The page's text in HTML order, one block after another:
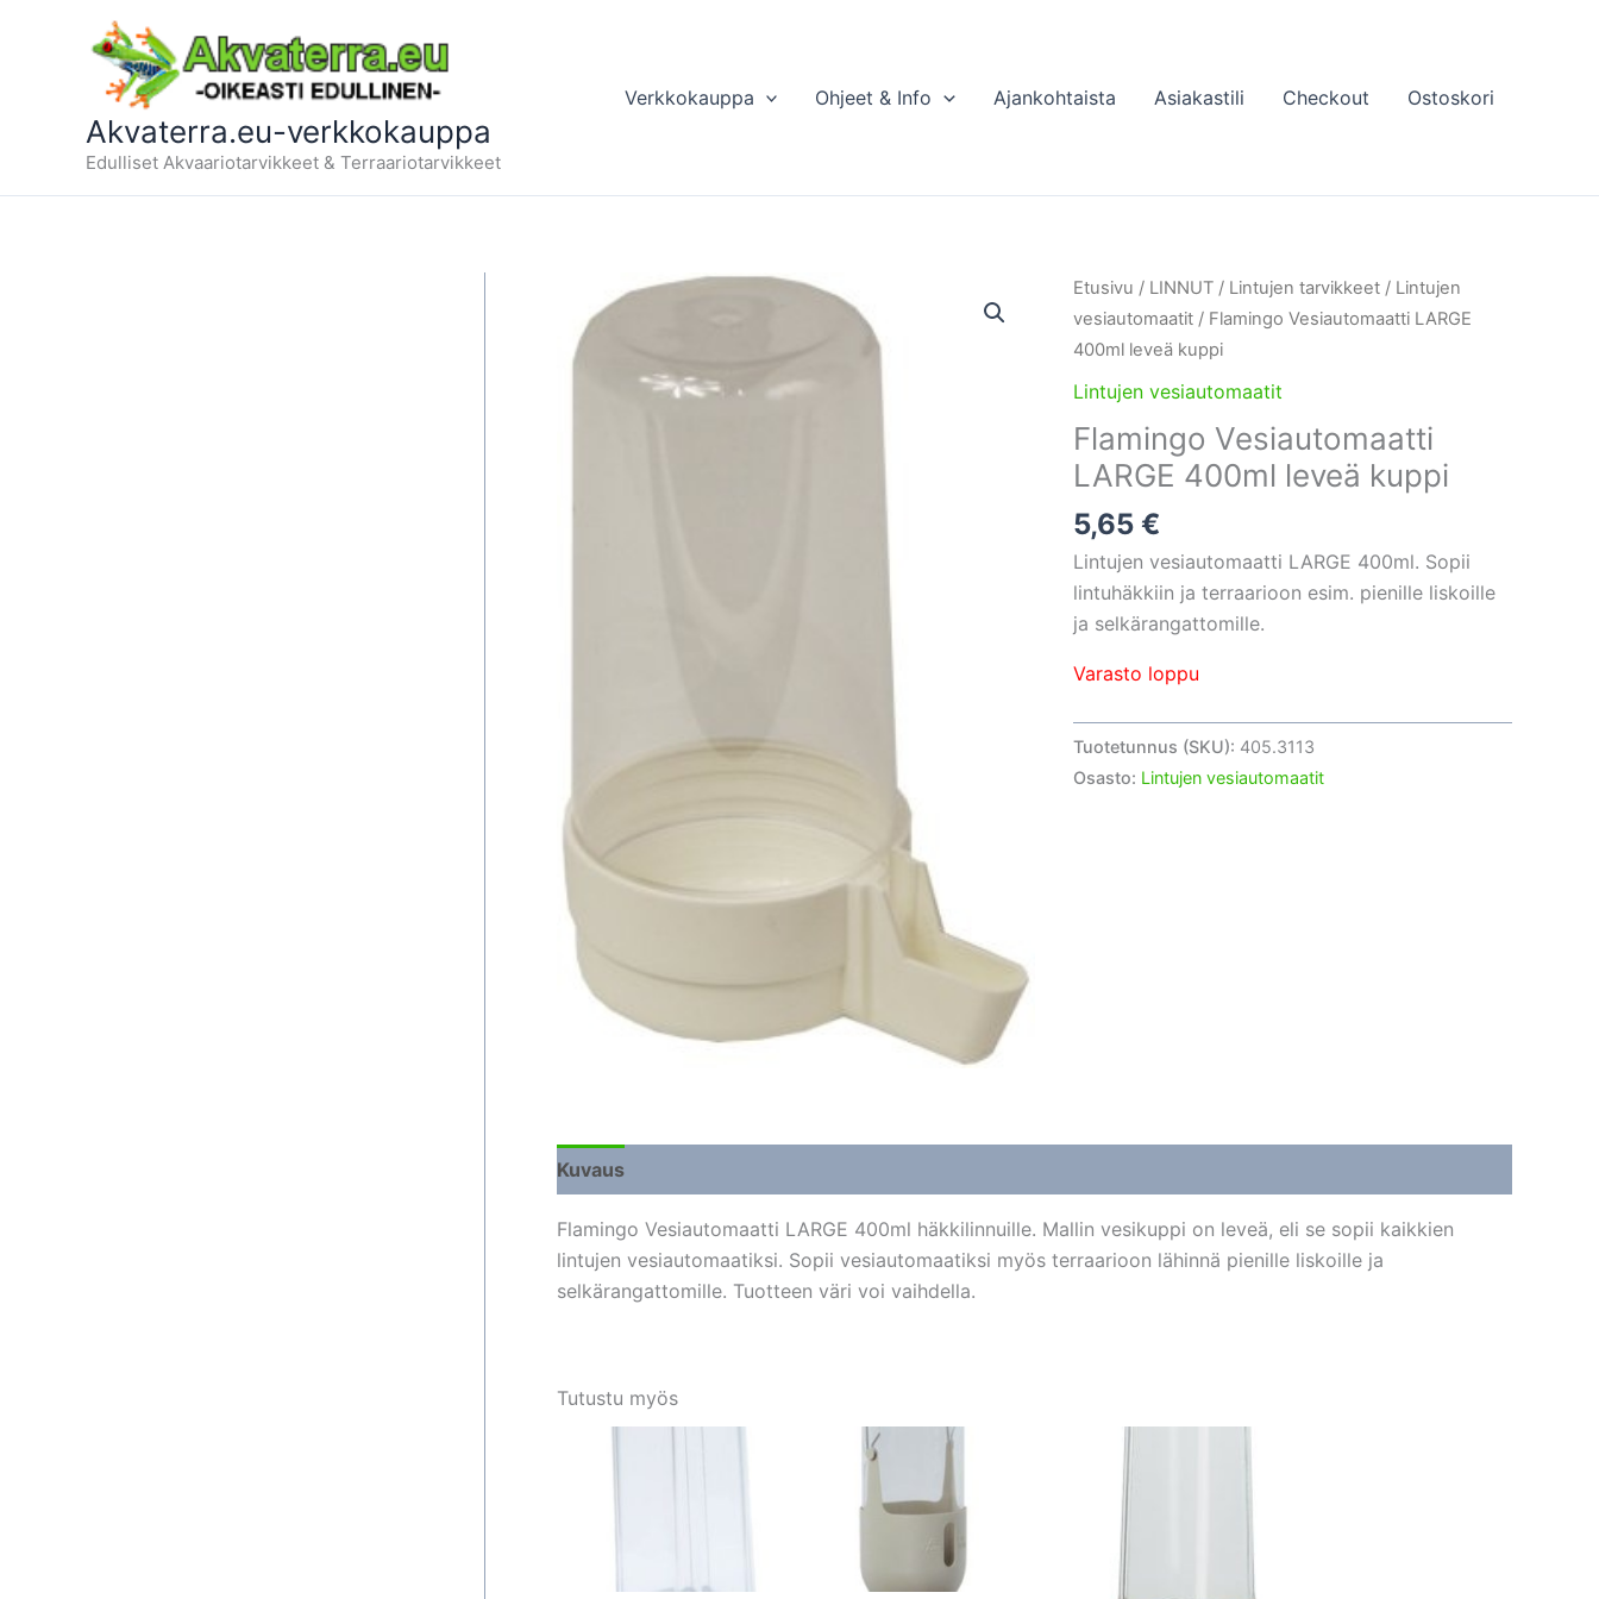
Akvaterra.eu-verkkokauppa
Edulliset Akvaariotarvikkeet & Terraariotarvikkeet
Verkkokauppa Ohjeet & Info Ajankohtaista Asiakastili Checkout Ostoskori
Etusivu / LINNUT/ Lintujen tarvikkeet/ Lintujen
vesiautomaatit/ Flamingo Vesiautomaatti LARGE
400ml leveä kuppi
Lintujen vesiautomaatit
Flamingo Vesiautomaatti
LARGE 400ml leveä kuppi
5,65 €
Lintujen vesiautomaatti LARGE 400ml. Sopii
lintuhäkkiin ja terraarioon esim. pienille liskoille
ja selkärangattomille.
Varasto loppu
Tuotetunnus (SKU): 405.3113
Osasto: Lintujen vesiautomaatit
Kuvaus
Flamingo Vesiautomaatti LARGE 400ml häkkilinnuille. Mallin vesikuppi on leveä, eli se sopii kaikkien
lintujen vesiautomaatiksi. Sopii vesiautomaatiksi myös terraarioon lähinnä pienille liskoille ja
selkärangattomille. Tuotteen väri voi vaihdella.
Tutustu myös